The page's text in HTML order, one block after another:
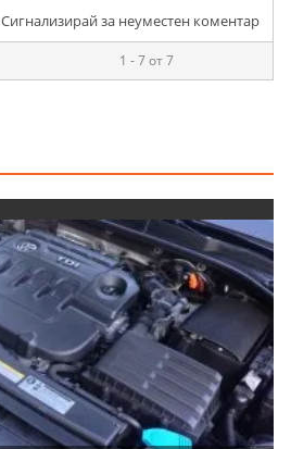
Сигнализирай за неуместен коментар
1 - 7 от 7